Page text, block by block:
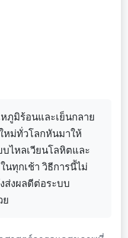
ภูมิร้อนและเย็นกลาย
หม่ทั่วโลกหันมาให้
ไหลเวียนโลหิตและ
นทุกเช้า วิธีการนี้ไม่
ส่งผลดีต่อระบบ
ย